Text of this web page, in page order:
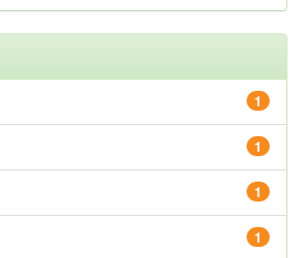
1
1
1
1